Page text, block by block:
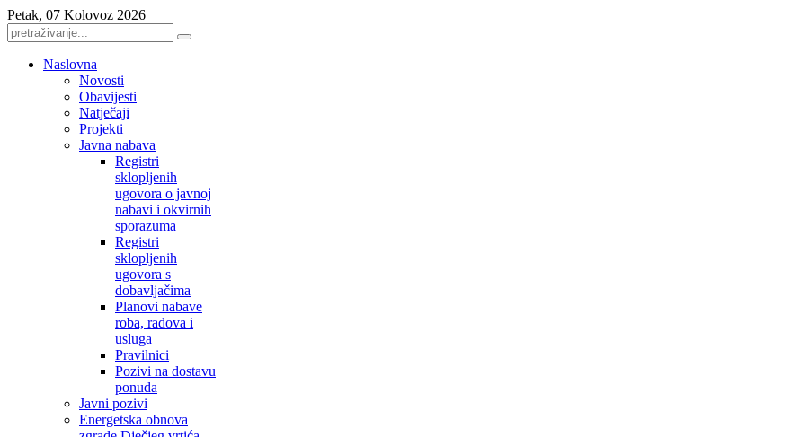
Petak, 07 Kolovoz 2026
Naslovna
Novosti
Obavijesti
Natječaji
Projekti
Javna nabava
Registri
sklopljenih
ugovora o javnoj
nabavi i okvirnih
sporazuma
Registri
sklopljenih
ugovora s
dobavljačima
Planovi nabave
roba, radova i
usluga
Pravilnici
Pozivi na dostavu
ponuda
Javni pozivi
Energetska obnova